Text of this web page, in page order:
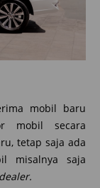
mobil baru
mobil secara
tetap saja ada
misalnya saja
dealer.